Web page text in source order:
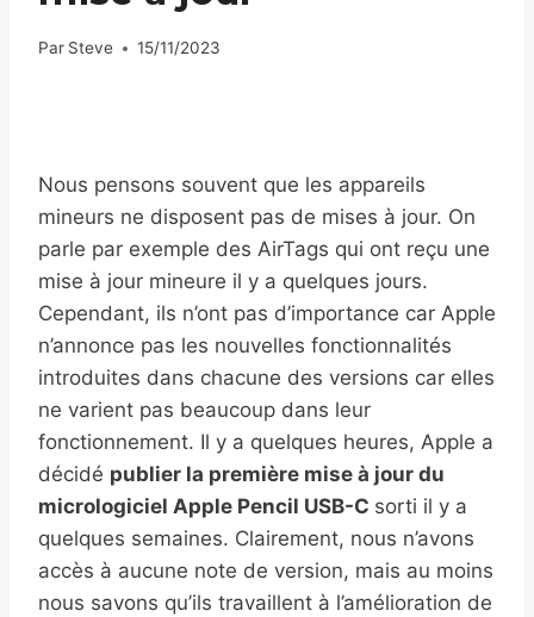
Par Steve 15/11/2023
Nous pensons souvent que les appareils
mineurs ne disposent pas de mises à jour. On
parle par exemple des AirTags qui ont reçu une
mise à jour mineure il y a quelques jours.
Cependant, ils n’ont pas d’importance car Apple
n’annonce pas les nouvelles fonctionnalités
introduites dans chacune des versions car elles
ne varient pas beaucoup dans leur
fonctionnement. Il y a quelques heures, Apple a
décidé publier la première mise à jour du
micrologiciel Apple Pencil USB-C sorti il ​​y a
quelques semaines. Clairement, nous n’avons
accès à aucune note de version, mais au moins
nous savons qu’ils travaillent à l’amélioration de